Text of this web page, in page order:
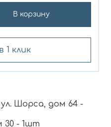
В корзину
1 клик
Шорса, дом 64 -
30 - 1шт